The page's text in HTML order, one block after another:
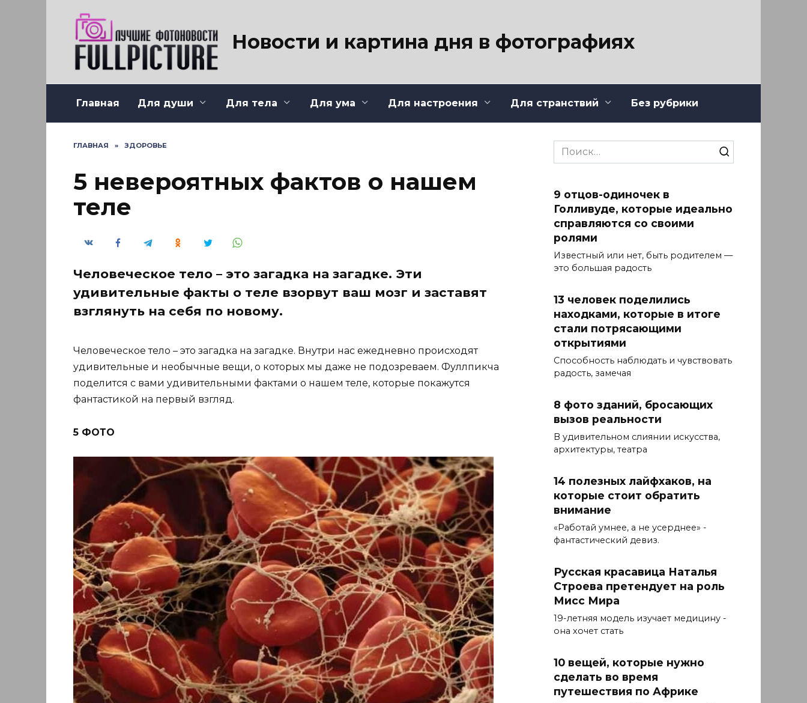
Новости и картина дня в фотографиях
Главная Для души Для тела Для ума Для настроения Для странствий Без рубрики
ГЛАВНАЯ » ЗДОРОВЬЕ
5 невероятных фактов о нашем
теле
Человеческое тело – это загадка на загадке. Эти
удивительные факты о теле взорвут ваш мозг и заставят
взглянуть на себя по новому.
Человеческое тело – это загадка на загадке. Внутри нас ежедневно происходят
удивительные и необычные вещи, о которых мы даже не подозреваем. Фуллпикча
поделится с вами удивительными фактами о нашем теле, которые покажутся
фантастикой на первый взгляд.
5 ФОТО
Search
for:
9 отцов-одиночек в
Голливуде, которые идеально
справляются со своими
ролями
Известный или нет, быть родителем —
это большая радость
13 человек поделились
находками, которые в итоге
стали потрясающими
открытиями
Способность наблюдать и чувствовать
радость, замечая
8 фото зданий, бросающих
вызов реальности
В удивительном слиянии искусства,
архитектуры, театра
14 полезных лайфхаков, на
которые стоит обратить
внимание
«Работай умнее, а не усерднее» -
фантастический девиз.
Русская красавица Наталья
Строева претендует на роль
Мисс Мира
19-летняя модель изучает медицину -
она ​​хочет стать
10 вещей, которые нужно
сделать во время
путешествия по Африке